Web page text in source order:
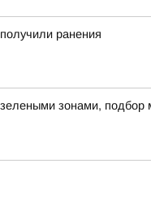
ранения
зонами, подбор